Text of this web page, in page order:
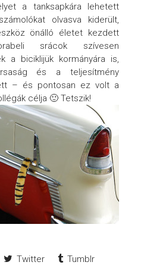
a tanksapkára lehetett
olvasva kiderült,
önálló életet kezdett
srácok szívesen
a biciklijük kormányára is,
és a teljesítmény
– és pontosan ez volt a
célja 🙂 Tetszik!
Twitter Tumblr